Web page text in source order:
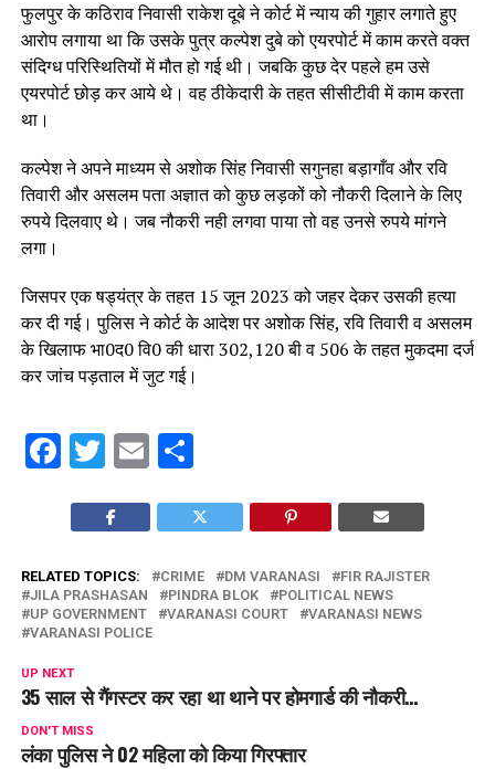
फुलपुर के कठिराव निवासी राकेश दूबे ने कोर्ट में न्याय की गुहार लगाते हुए
आरोप लगाया था कि उसके पुत्र कल्पेश दुबे को एयरपोर्ट में काम करते वक्त
संदिग्ध परिस्थितियों में मौत हो गई थी। जबकि कुछ देर पहले हम उसे
एयरपोर्ट छोड़ कर आये थे। वह ठीकेदारी के तहत सीसीटीवी में काम करता
था।
कल्पेश ने अपने माध्यम से अशोक सिंह निवासी सगुनहा बड़ागाँव और रवि
तिवारी और असलम पता अज्ञात को कुछ लड़कों को नौकरी दिलाने के लिए
रुपये दिलवाए थे। जब नौकरी नही लगवा पाया तो वह उनसे रुपये मांगने
लगा।
जिसपर एक षड्यंत्र के तहत 15 जून 2023 को जहर देकर उसकी हत्या
कर दी गई। पुलिस ने कोर्ट के आदेश पर अशोक सिंह, रवि तिवारी व असलम
के खिलाफ भा0द0 वि0 की धारा 302,120 बी व 506 के तहत मुकदमा दर्ज
कर जांच पड़ताल में जुट गई।
Facebook
Twitter
EmailShare
RELATED TOPICS: CRIME DM VARANASI
FIR RAJISTER
JILA PRASHASAN
PINDRA BLOK
POLITICAL NEWS
UP GOVERNMENT
VARANASI COURT
VARANASI NEWS
VARANASI POLICE
UP NEXT
35 साल से गैंगस्टर कर रहा था थाने पर होमगार्ड की नौकरी…
DON'T MISS
लंका पुलिस ने 02 महिला को किया गिरफ्तार